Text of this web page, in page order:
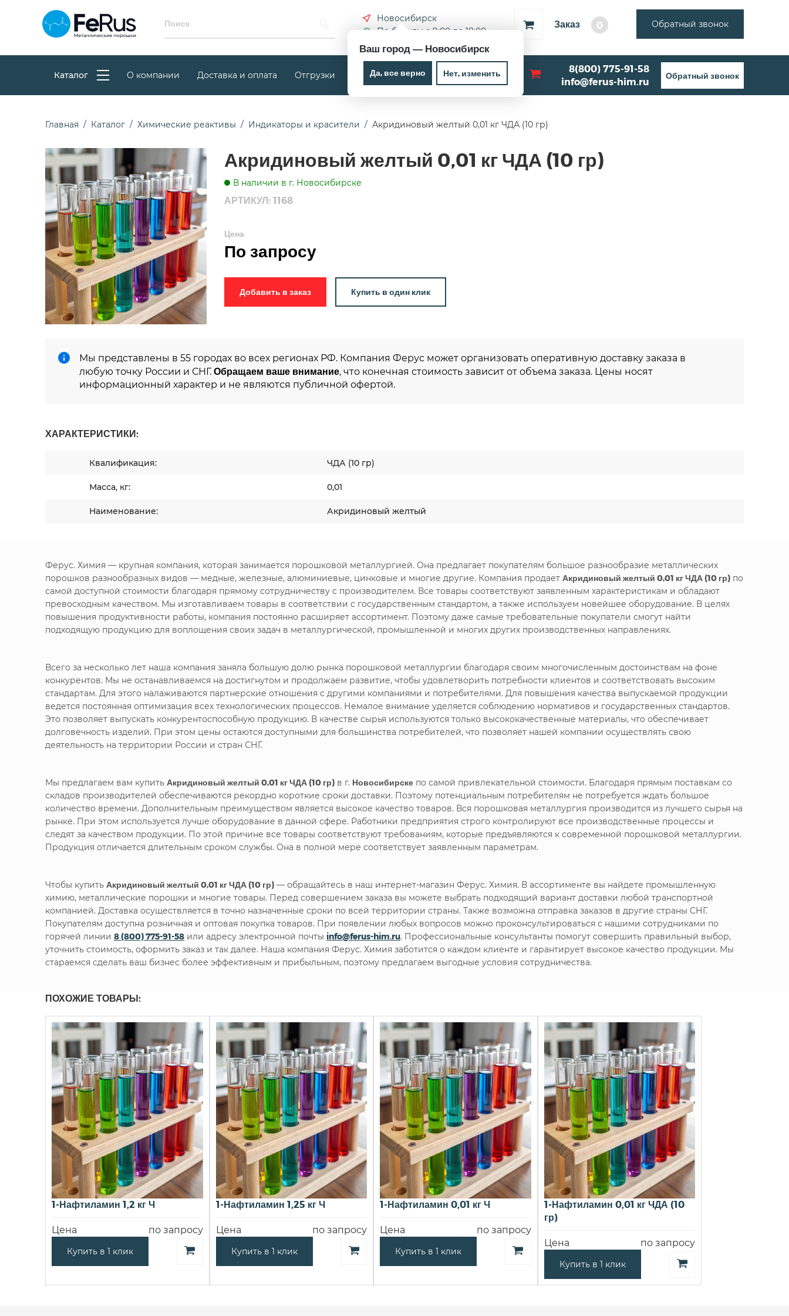
Новосибирск
Ваш город — Новосибирск
Да, все верно Нет, изменить
По будням с 9:00 до 18:00
Заказ 0 Обратный звонок
Каталог О компании Доставка и оплата Отгрузки Новости Контакты
8(800) 775-91-58
info@ferus-him.ru
Обратный звонок
Главная Каталог Химические реактивы Индикаторы и красители Акридиновый желтый 0,01 кг ЧДА (10 гр)
Акридиновый желтый 0,01 кг ЧДА (10 гр)
В наличии в г. Новосибирске
АРТИКУЛ: 1168
Цена
По запросу
Добавить в заказ Купить в один клик
Мы представлены в 55 городах во всех регионах РФ. Компания Ферус может организовать оперативную доставку заказа в
любую точку России и СНГ. Обращаем ваше внимание, что конечная стоимость зависит от объема заказа. Цены носят
информационный характер и не являются публичной офертой.
ХАРАКТЕРИСТИКИ:
Квалификация: ЧДА (10 гр)
Масса, кг: 0,01
Наименование: Акридиновый желтый
Ферус. Химия — крупная компания, которая занимается порошковой металлургией. Она предлагает покупателям большое разнообразие металлических
порошков разнообразных видов — медные, железные, алюминиевые, цинковые и многие другие. Компания продает Акридиновый желтый 0,01 кг ЧДА (10 гр) по
самой доступной стоимости благодаря прямому сотрудничеству с производителем. Все товары соответствуют заявленным характеристикам и обладают
превосходным качеством. Мы изготавливаем товары в соответствии с государственным стандартом, а также используем новейшее оборудование. В целях
повышения продуктивности работы, компания постоянно расширяет ассортимент. Поэтому даже самые требовательные покупатели смогут найти
подходящую продукцию для воплощения своих задач в металлургической, промышленной и многих других производственных направлениях.
Всего за несколько лет наша компания заняла большую долю рынка порошковой металлургии благодаря своим многочисленным достоинствам на фоне
конкурентов. Мы не останавливаемся на достигнутом и продолжаем развитие, чтобы удовлетворить потребности клиентов и соответствовать высоким
стандартам. Для этого налаживаются партнерские отношения с другими компаниями и потребителями. Для повышения качества выпускаемой продукции
ведется постоянная оптимизация всех технологических процессов. Немалое внимание уделяется соблюдению нормативов и государственных стандартов.
Это позволяет выпускать конкурентоспособную продукцию. В качестве сырья используются только высококачественные материалы, что обеспечивает
долговечность изделий. При этом цены остаются доступными для большинства потребителей, что позволяет нашей компании осуществлять свою
деятельность на территории России и стран СНГ.
Мы предлагаем вам купить Акридиновый желтый 0,01 кг ЧДА (10 гр) в г. Новосибирске по самой привлекательной стоимости. Благодаря прямым поставкам со
складов производителей обеспечиваются рекордно короткие сроки доставки. Поэтому потенциальным потребителям не потребуется ждать большое
количество времени. Дополнительным преимуществом является высокое качество товаров. Вся порошковая металлургия производится из лучшего сырья на
рынке. При этом используется лучше оборудование в данной сфере. Работники предприятия строго контролируют все производственные процессы и
следят за качеством продукции. По этой причине все товары соответствуют требованиям, которые предъявляются к современной порошковой металлургии.
Продукция отличается длительным сроком службы. Она в полной мере соответствует заявленным параметрам.
Чтобы купить Акридиновый желтый 0,01 кг ЧДА (10 гр) — обращайтесь в наш интернет-магазин Ферус. Химия. В ассортименте вы найдете промышленную
химию, металлические порошки и многие товары. Перед совершением заказа вы можете выбрать подходящий вариант доставки любой транспортной
компанией. Доставка осуществляется в точно назначенные сроки по всей территории страны. Также возможна отправка заказов в другие страны СНГ.
Покупателям доступна розничная и оптовая покупка товаров. При появлении любых вопросов можно проконсультироваться с нашими сотрудниками по
горячей линии 8 (800) 775-91-58 или адресу электронной почты info@ferus-him.ru. Профессиональные консультанты помогут совершить правильный выбор,
уточнить стоимость, оформить заказ и так далее. Наша компания Ферус. Химия заботится о каждом клиенте и гарантирует высокое качество продукции. Мы
стараемся сделать ваш бизнес более эффективным и прибыльным, поэтому предлагаем выгодные условия сотрудничества.
ПОХОЖИЕ ТОВАРЫ:
1-Нафтиламин 1,2 кг Ч
Цена по запросу
Купить в 1 клик
1-Нафтиламин 1,25 кг Ч
Цена по запросу
Купить в 1 клик
1-Нафтиламин 0,01 кг Ч
Цена по запросу
Купить в 1 клик
1-Нафтиламин 0,01 кг ЧДА (10
гр)
Цена по запросу
Купить в 1 клик